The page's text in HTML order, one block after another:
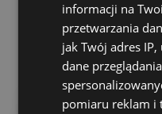
*Kaloryczność
informacji na
przetwarzania
jak Twój adres
dane
pomiaru reklam i